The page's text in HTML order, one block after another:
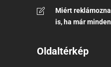
Miért
is, ha már
Oldaltérkép